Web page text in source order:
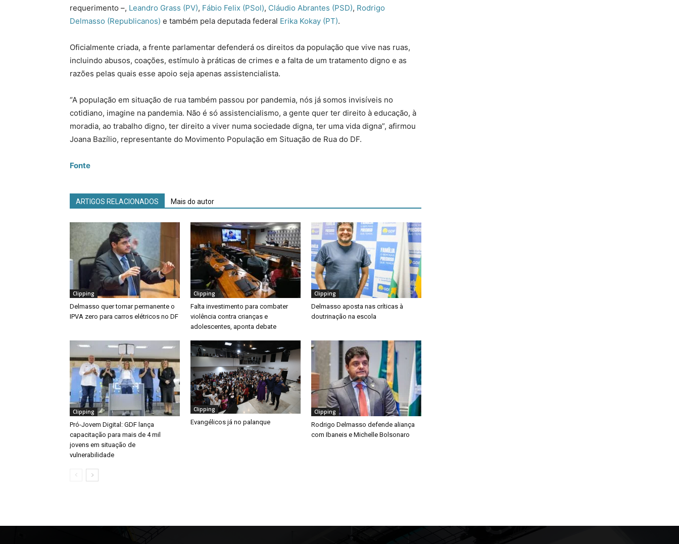
requerimento –, Leandro Grass (PV), Fábio Felix (PSol), Cláudio Abrantes (PSD), Rodrigo
Delmasso (Republicanos) e também pela deputada federal Erika Kokay (PT).
Oficialmente criada, a frente parlamentar defenderá os direitos da população que vive nas ruas,
incluindo abusos, coações, estímulo à práticas de crimes e a falta de um tratamento digno e as
razões pelas quais esse apoio seja apenas assistencialista.
“A população em situação de rua também passou por pandemia, nós já somos invisíveis no
cotidiano, imagine na pandemia. Não é só assistencialismo, a gente quer ter direito à educação, à
moradia, ao trabalho digno, ter direito a viver numa sociedade digna, ter uma vida digna”, afirmou
Joana Bazílio, representante do Movimento População em Situação de Rua do DF.
Fonte
ARTIGOS RELACIONADOS Mais do autor
Clipping
Delmasso quer tornar permanente o
IPVA zero para carros elétricos no DF
Clipping
Falta investimento para combater
violência contra crianças e
adolescentes, aponta debate
Clipping
Delmasso aposta nas críticas à
doutrinação na escola
Clipping
Pró-Jovem Digital: GDF lança
capacitação para mais de 4 mil
jovens em situação de
vulnerabilidade
Clipping
Evangélicos já no palanque
Clipping
Rodrigo Delmasso defende aliança
com Ibaneis e Michelle Bolsonaro